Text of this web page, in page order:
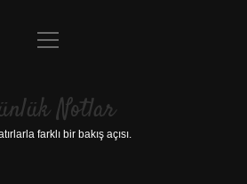
Anasayfa
Yasal Uyarı
menüyü
Notlar
farklı bir bakış açısı.